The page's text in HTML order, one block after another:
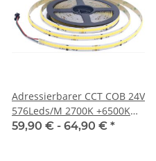
Adressierbarer CCT COB 24V
576Leds/M 2700K +6500K
14W 5 Meter
59,90 € - 64,90 € *